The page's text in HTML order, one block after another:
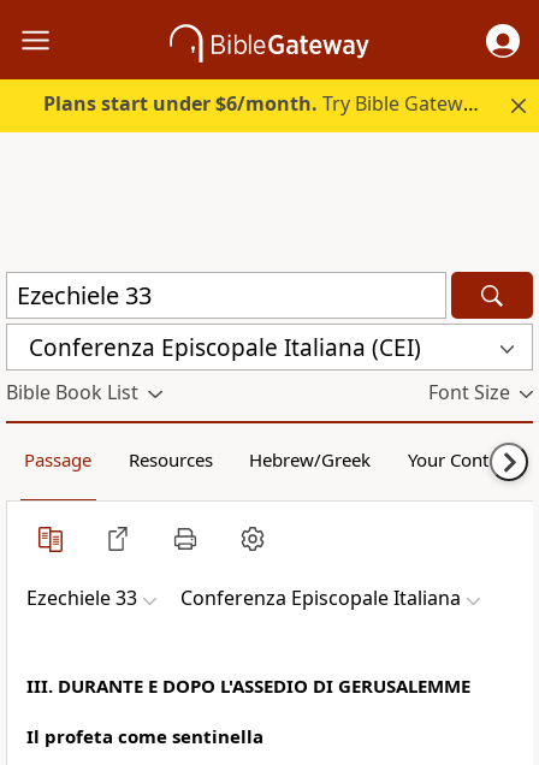
Plans start under $6/month. Try Bible Gateway Plus.
Conferenza Episcopale Italiana (CEI)
Bible Book List Font Size
Passage Resources Hebrew/Greek Your Content
Ezechiele 33 Conferenza Episcopale Italiana
III. DURANTE E DOPO L'ASSEDIO DI GERUSALEMME
Il profeta come sentinella